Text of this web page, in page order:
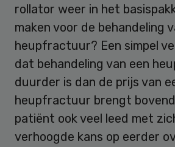
rollator weer in het
maken voor de behandeling
heupfractuur? Een simpel
dat behandeling van een
duurder is dan de prijs van
heupfractuur brengt
patiënt ook veel leed met
verhoogde kans op eerder